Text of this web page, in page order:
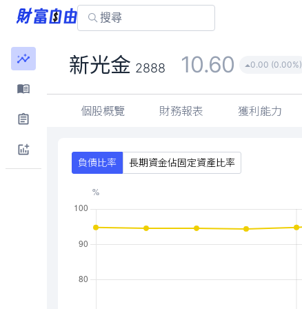
新光金 2888 10.60 0.00 (0.00%)
個股概覽 財務報表 獲利能力
負債比率 長期資金佔固定資產比率